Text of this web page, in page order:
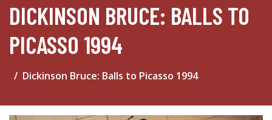
DICKINSON BRUCE: BALLS TO
PICASSO 1994
Dickinson Bruce: Balls to Picasso 1994